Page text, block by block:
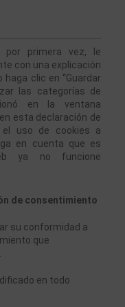
por primera vez, le
con una explicación
clic en “Guardar
las categorías de
en la ventana
esta declaración de
el uso de cookies a
en cuenta que es
ya no funcione
de consentimiento
su conformidad a
que
en todo